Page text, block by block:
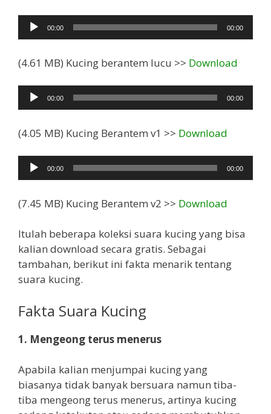
Pemutar
Audio
00:00 00:00
(4.61 MB) Kucing berantem lucu >> Download
Pemutar
Audio
00:00 00:00
(4.05 MB) Kucing Berantem v1 >> Download
Pemutar
Audio
00:00 00:00
(7.45 MB) Kucing Berantem v2 >> Download
Itulah beberapa koleksi suara kucing yang bisa
kalian download secara gratis. Sebagai
tambahan, berikut ini fakta menarik tentang
suara kucing.
Fakta Suara Kucing
1. Mengeong terus menerus
Apabila kalian menjumpai kucing yang
biasanya tidak banyak bersuara namun tiba-
tiba mengeong terus menerus, artinya kucing